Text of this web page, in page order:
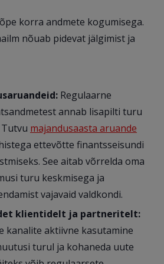
korra andmete kogumisega.
nõuab pidevat jälgimist ja
Regulaarne
annab lisapilti turu
majandusaasta aruande
ettevõtte finantsseisundi
See aitab võrrelda oma
turu keskmisega ja
vajavaid valdkondi.
klientidelt ja partneritelt:
kanalite aktiivne kasutamine
turul ja kohaneda uute